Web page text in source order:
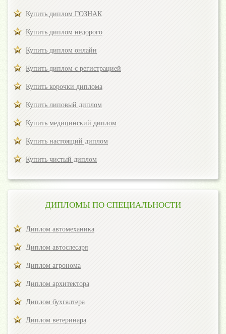
Купить диплом ГОЗНАК
Купить диплом недорого
Купить диплом онлайн
Купить диплом с регистрацией
Купить корочки диплома
Купить липовый диплом
Купить медицинский диплом
Купить настоящий диплом
Купить чистый диплом
ДИПЛОМЫ ПО СПЕЦИАЛЬНОСТИ
Диплом автомеханика
Диплом автослесаря
Диплом агронома
Диплом архитектора
Диплом бухгалтера
Диплом ветеринара